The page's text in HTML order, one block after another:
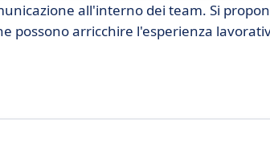
all'interno dei team. Si
possono arricchire l'esperienza